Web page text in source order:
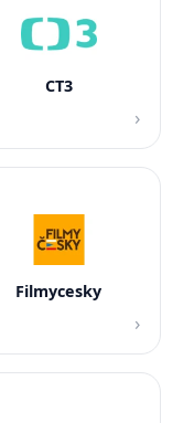
CT3
›
Filmycesky
›